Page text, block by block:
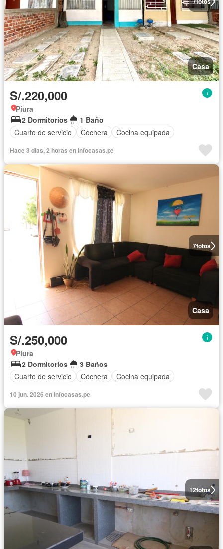
Casa
S/.220,000
Piura
2 Dormitorios
1 Baño
Cuarto de servicio
Cochera Cocina equipada
Hace 3 días, 2 horas en Infocasas.pe
7fotos
Casa
S/.250,000
Piura
2 Dormitorios
3 Baños
Cuarto de servicio
Cochera Cocina equipada
10 jun. 2026 en Infocasas.pe
12fotos